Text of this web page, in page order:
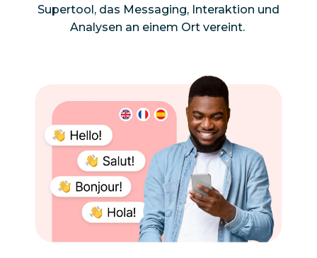
Supertool, das Messaging, Interaktion und
Analysen an einem Ort vereint.